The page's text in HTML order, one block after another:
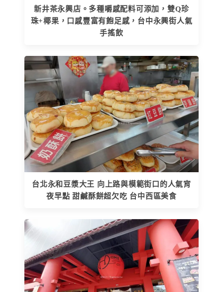
新井茶永興店。多種嚼感配料可添加，雙Q珍
珠+椰果，口感豐富有飽足感，台中永興街人氣
手搖飲
台北永和豆漿大王 向上路與模範街口的人氣宵
夜早點 甜鹹酥餅超欠吃 台中西區美食